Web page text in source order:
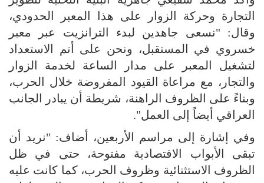
التجارة وحركة الزوار على هذا المعبر الحدودي،
وقال: "نسعى جاهدين لبدء الترانزيت عبر معبر
خسروي في المستقبل، ونحن على أتم الاستعداد
لتشغيل المعبر على مدار الساعة لخدمة الزوار
والتجار، مع مراعاة القيود المفروضة خلال الحرب،
وبناءً على الظروف الراهنة، شريطة أن يبادر الجانب
العراقي أيضاً إلى العمل".
وفي إشارة إلى مراسم الأربعين، أضاف: "نريد أن
تبقى الأبواب الاقتصادية مفتوحة، حتى في ظل
الظروف الاستثنائية وظروف الحرب، كما كانت عليه